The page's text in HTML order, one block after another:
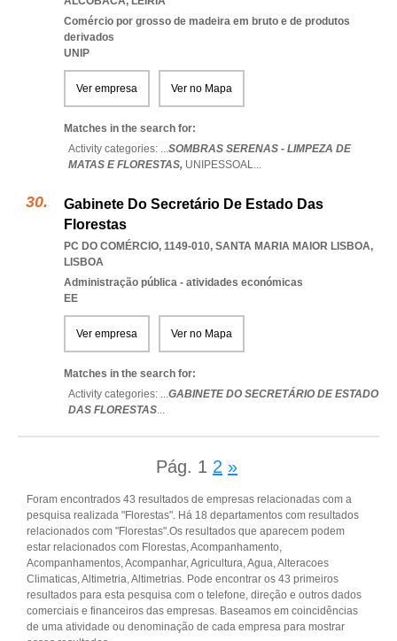
Comércio por grosso de madeira em bruto e de produtos
derivados
UNIP
Ver empresa Ver no Mapa
Matches in the search for:
Activity categories: ...SOMBRAS SERENAS - LIMPEZA DE
MATAS E FLORESTAS, UNIPESSOAL...
Gabinete Do Secretário De Estado Das
Florestas
PC DO COMÉRCIO, 1149-010, SANTA MARIA MAIOR LISBOA,
LISBOA
Administração pública - atividades económicas
EE
Ver empresa Ver no Mapa
Matches in the search for:
Activity categories: ...GABINETE DO SECRETÁRIO DE ESTADO
DAS FLORESTAS...
Pág. 1 2 »
Foram encontrados 43 resultados de empresas relacionadas com a
pesquisa realizada "Florestas". Há 18 departamentos com resultados
relacionados com "Florestas".Os resultados que aparecem podem
estar relacionados com Florestas, Acompanhamento,
Acompanhamentos, Acompanhar, Agricultura, Agua, Alteracoes
Climaticas, Altimetria, Altimetrias. Pode encontrar os 43 primeiros
resultados para esta pesquisa com o telefone, direção e outros dados
comerciais e financeiros das empresas. Baseamos em coincidências
de uma atividade ou denominação de cada empresa para mostrar